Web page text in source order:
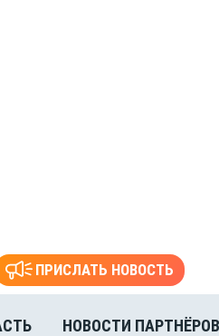
ПРИСЛАТЬ НОВОСТЬ
НОВОСТИ ПАРТНЁРОВ